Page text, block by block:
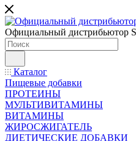
Официальный дистрибьютор
Каталог
Пищевые добавки
ПРОТЕИНЫ
МУЛЬТИВИТАМИНЫ
ВИТАМИНЫ
ЖИРОСЖИГАТЕЛЬ
ДИЕТИЧЕСКИЕ ДОБАВКИ